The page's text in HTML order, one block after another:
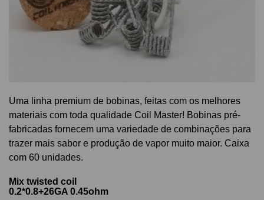
Uma linha premium de bobinas, feitas com os melhores
materiais com toda qualidade Coil Master! Bobinas pré-
fabricadas fornecem uma variedade de combinações para
trazer mais sabor e produção de vapor muito maior. Caixa
com 60 unidades.
Mix twisted coil
0.2*0.8+26GA 0.45ohm